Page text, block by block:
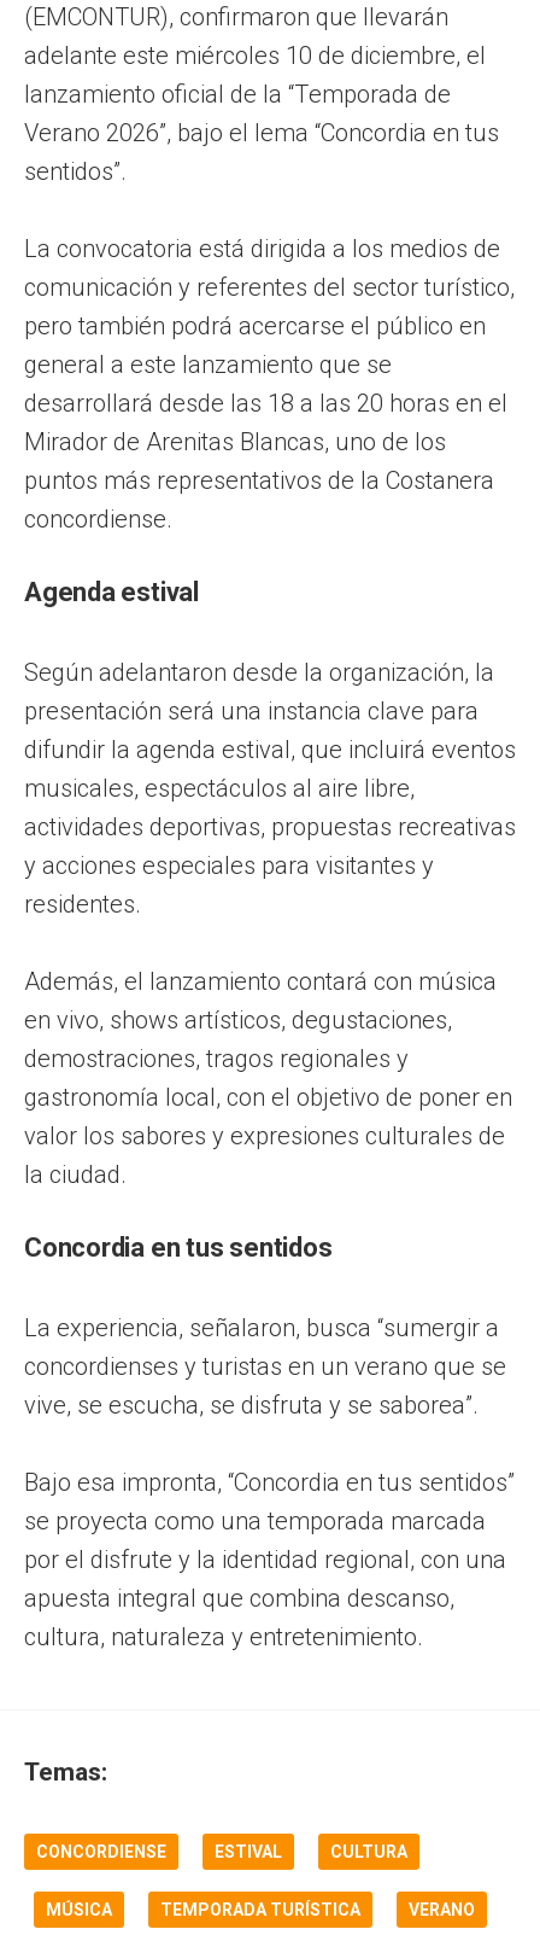
(EMCONTUR), confirmaron que llevarán
adelante este miércoles 10 de diciembre, el
lanzamiento oficial de la “Temporada de
Verano 2026”, bajo el lema “Concordia en tus
sentidos”.
La convocatoria está dirigida a los medios de
comunicación y referentes del sector turístico,
pero también podrá acercarse el público en
general a este lanzamiento que se
desarrollará desde las 18 a las 20 horas en el
Mirador de Arenitas Blancas, uno de los
puntos más representativos de la Costanera
concordiense.
Agenda estival
Según adelantaron desde la organización, la
presentación será una instancia clave para
difundir la agenda estival, que incluirá eventos
musicales, espectáculos al aire libre,
actividades deportivas, propuestas recreativas
y acciones especiales para visitantes y
residentes.
Además, el lanzamiento contará con música
en vivo, shows artísticos, degustaciones,
demostraciones, tragos regionales y
gastronomía local, con el objetivo de poner en
valor los sabores y expresiones culturales de
la ciudad.
Concordia en tus sentidos
La experiencia, señalaron, busca “sumergir a
concordienses y turistas en un verano que se
vive, se escucha, se disfruta y se saborea”.
Bajo esa impronta, “Concordia en tus sentidos”
se proyecta como una temporada marcada
por el disfrute y la identidad regional, con una
apuesta integral que combina descanso,
cultura, naturaleza y entretenimiento.
Temas:
CONCORDIENSE ESTIVAL CULTURA
MÚSICA TEMPORADA TURÍSTICA VERANO